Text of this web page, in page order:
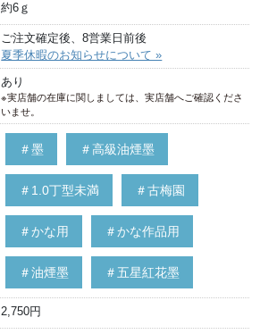
約6ｇ
ご注文確定後、8営業日前後
夏季休暇のお知らせについて »
あり
※実店舗の在庫に関しましては、実店舗へご確認くださ
いませ。
＃墨 ＃高級油煙墨
＃1.0丁型未満 ＃古梅園
＃かな用 ＃かな作品用
＃油煙墨 ＃五星紅花墨
2,750円